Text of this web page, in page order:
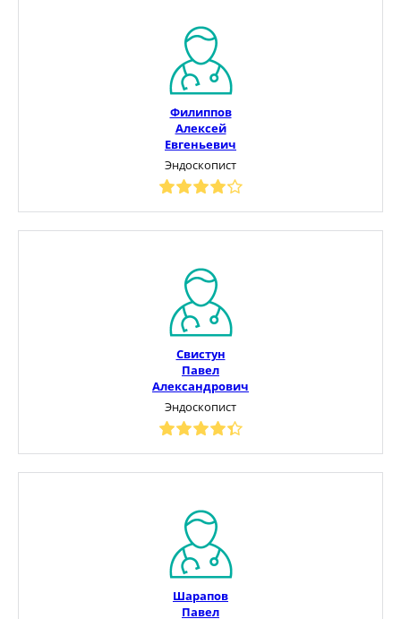
Филиппов
Алексей
Евгеньевич
Эндоскопист
Свистун
Павел
Александрович
Эндоскопист
Шарапов
Павел